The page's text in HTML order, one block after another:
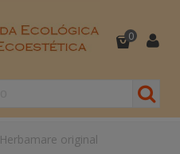
0
Herbamare original